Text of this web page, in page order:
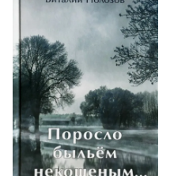
1:48:03